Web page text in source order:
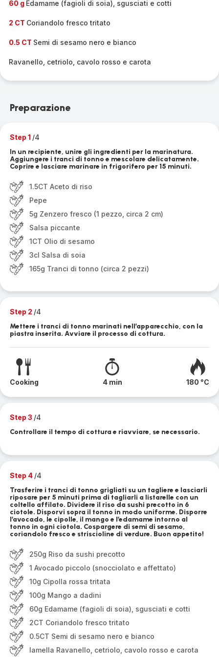
60 g Edamame (fagioli di soia), sgusciati e cotti
2 CT Coriandolo fresco tritato
0.5 CT Semi di sesamo nero e bianco
Ravanello, cetriolo, cavolo rosso e carota
Preparazione
Step 1 /4
In un recipiente, unire gli ingredienti per la marinatura.
Aggiungere i tranci di tonno e mescolare delicatamente.
Coprire e lasciare marinare in frigorifero per 15 minuti.
1.5CT Aceto di riso
Pepe
5g Zenzero fresco (1 pezzo, circa 2 cm)
Salsa piccante
1CT Olio di sesamo
3cl Salsa di soia
165g Tranci di tonno (circa 2 pezzi)
Step 2 /4
Mettere i tranci di tonno marinati nell’apparecchio, con la
piastra inserita. Avviare il processo di cottura.
Cooking 4 min 180 °C
Step 3 /4
Controllare il tempo di cottura e riavviare, se necessario.
Step 4 /4
Trasferire i tranci di tonno grigliati su un tagliere e lasciarli
riposare per 5 minuti prima di tagliarli a listarelle con un
coltello affilato. Dividere il riso da sushi precotto in 6
ciotole. Disporvi sopra il tonno in modo uniforme. Disporre
l’avocado, le cipolle, il mango e l’edamame intorno al
tonno in ogni ciotola. Cospargere di semi di sesamo,
coriandolo fresco e striscioline di verdure. Buon appetito!
250g Riso da sushi precotto
1 Avocado piccolo (snocciolato e affettato)
10g Cipolla rossa tritata
100g Mango a dadini
60g Edamame (fagioli di soia), sgusciati e cotti
2CT Coriandolo fresco tritato
0.5CT Semi di sesamo nero e bianco
lamella Ravanello, cetriolo, cavolo rosso e carota